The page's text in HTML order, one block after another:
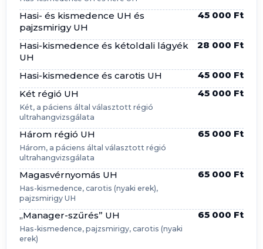
Hasi- és kismedence UH és
pajzsmirigy UH
45 000 Ft
Hasi-kismedence és kétoldali lágyék
UH
28 000 Ft
Hasi-kismedence és carotis UH
45 000 Ft
Két régió UH
Két, a páciens által választott régió
ultrahangvizsgálata
45 000 Ft
Három régió UH
Három, a páciens által választott régió
ultrahangvizsgálata
65 000 Ft
Magasvérnyomás UH
Has-kismedence, carotis (nyaki erek),
pajzsmirigy UH
65 000 Ft
„Manager-szűrés” UH
Has-kismedence, pajzsmirigy, carotis (nyaki
erek)
65 000 Ft